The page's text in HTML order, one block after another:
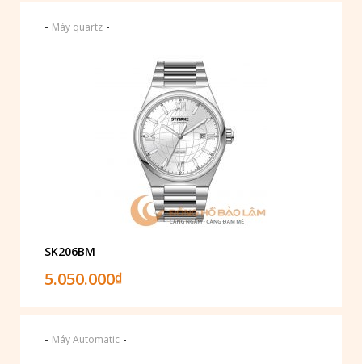
- Máy quartz -
SK206BM
5.050.000₫
- Máy Automatic -